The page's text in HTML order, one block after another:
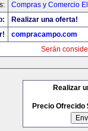
Compras y Comercio
Realizar una oferta!
compracampo.com
Serán
Realizar
Precio Ofrecido